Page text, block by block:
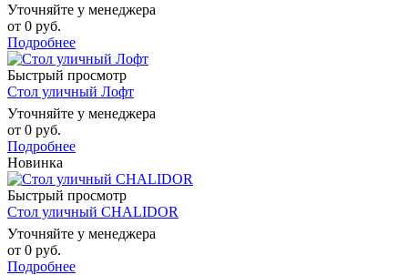
Уточняйте у менеджера
от 0 руб.
Подробнее
Быстрый просмотр
Стол уличный Лофт
Уточняйте у менеджера
от 0 руб.
Подробнее
Новинка
Быстрый просмотр
Стол уличный CHALIDOR
Уточняйте у менеджера
от 0 руб.
Подробнее